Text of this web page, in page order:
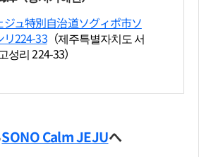
ジュ特別自治道ソグィポ市ソ
リ224-33（제주특별자치도 서
성리 224-33）
SONO Calm JEJUへ